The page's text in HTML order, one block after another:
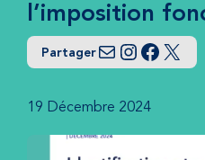
l’imposition
Partager
Courriel
Instagram
19 Décembre 2024